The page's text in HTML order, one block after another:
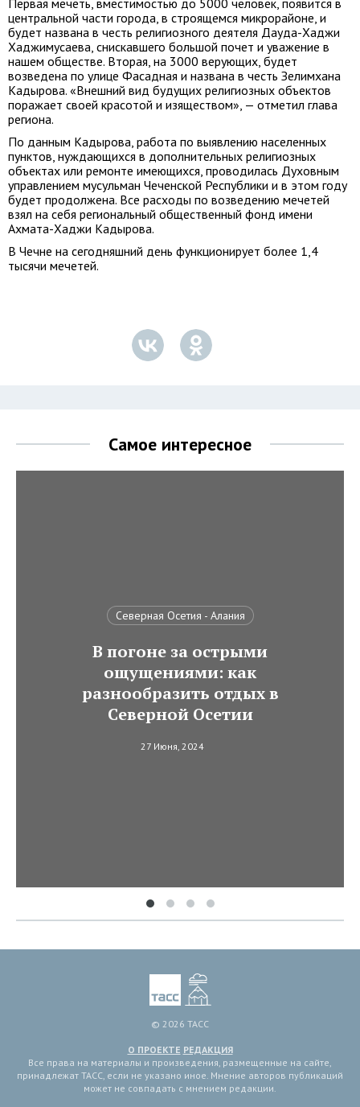
Первая мечеть, вместимостью до 5000 человек, появится в
центральной части города, в строящемся микрорайоне, и
будет названа в честь религиозного деятеля Дауда-Хаджи
Хаджимусаева, снискавшего большой почет и уважение в
нашем обществе. Вторая, на 3000 верующих, будет
возведена по улице Фасадная и названа в честь Зелимхана
Кадырова. «Внешний вид будущих религиозных объектов
поражает своей красотой и изяществом», — отметил глава
региона.
По данным Кадырова, работа по выявлению населенных
пунктов, нуждающихся в дополнительных религиозных
объектах или ремонте имеющихся, проводилась Духовным
управлением мусульман Чеченской Республики и в этом году
будет продолжена. Все расходы по возведению мечетей
взял на себя региональный общественный фонд имени
Ахмата-Хаджи Кадырова.
В Чечне на сегодняшний день функционирует более 1,4
тысячи мечетей.
Самое интересное
Северная Осетия - Алания
В погоне за острыми
ощущениями: как
разнообразить отдых в
Северной Осетии
27 Июня, 2024
© 2026 ТАСС
О ПРОЕКТЕ РЕДАКЦИЯ
Все права на материалы и произведения, размещенные на сайте,
принадлежат ТАСС, если не указано иное. Мнение авторов публикаций
может не совпадать с мнением редакции.